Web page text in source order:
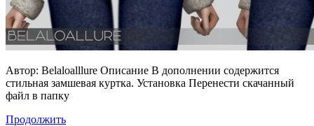
Автор: Belaloalllure Описание В дополнении содержится
стильная замшевая куртка. Установка Перенести скачанный
файл в папку
Продолжить